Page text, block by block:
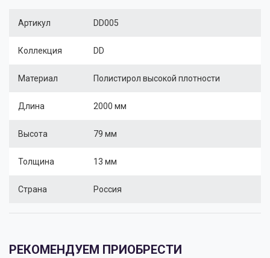
Артикул DD005
Коллекция DD
Материал Полистирол высокой плотности
Длина 2000 мм
Высота 79 мм
Толщина 13 мм
Страна Россия
РЕКОМЕНДУЕМ ПРИОБРЕСТИ